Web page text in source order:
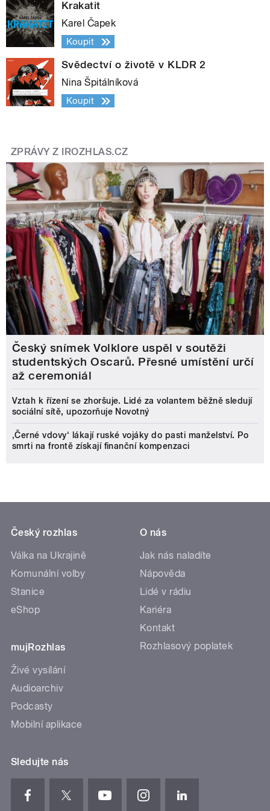
Krakatit
Karel Čapek
Koupit
Svědectví o životě v KLDR 2
Nina Špitálníková
Koupit
ZPRÁVY Z IROZHLAS.CZ
Český snímek Volklore uspěl v soutěži
studentských Oscarů. Přesné umístění určí
až ceremoniál
Vztah k řízení se zhoršuje. Lidé za volantem běžně sledují
sociální sítě, upozorňuje Novotný
‚Černé vdovy‘ lákají ruské vojáky do pasti manželství. Po
smrti na frontě získají finanční kompenzaci
Český rozhlas
Válka na Ukrajině
Komunální volby
Stanice
eShop
mujRozhlas
Živé vysílání
Audioarchiv
Podcasty
Mobilní aplikace
O nás
Jak nás naladíte
Nápověda
Lidé v rádiu
Kariéra
Kontakt
Rozhlasový poplatek
Sledujte nás